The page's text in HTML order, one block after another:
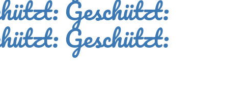
Geschützt:
Geschützt: